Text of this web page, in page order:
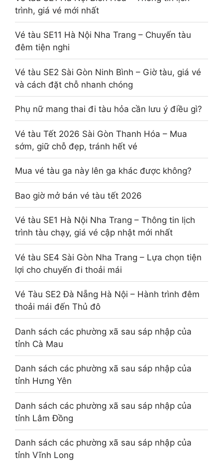
trình, giá vé mới nhất
Vé tàu SE11 Hà Nội Nha Trang – Chuyến tàu
đêm tiện nghi
Vé tàu SE2 Sài Gòn Ninh Bình – Giờ tàu, giá vé
và cách đặt chỗ nhanh chóng
Phụ nữ mang thai đi tàu hỏa cần lưu ý điều gì?
Vé tàu Tết 2026 Sài Gòn Thanh Hóa – Mua
sớm, giữ chỗ đẹp, tránh hết vé
Mua vé tàu ga này lên ga khác được không?
Bao giờ mở bán vé tàu tết 2026
Vé tàu SE1 Hà Nội Nha Trang – Thông tin lịch
trình tàu chạy, giá vé cập nhật mới nhất
Vé tàu SE4 Sài Gòn Nha Trang – Lựa chọn tiện
lợi cho chuyến đi thoải mái
Vé Tàu SE2 Đà Nẵng Hà Nội – Hành trình đêm
thoải mái đến Thủ đô
Danh sách các phường xã sau sáp nhập của
tỉnh Cà Mau
Danh sách các phường xã sau sáp nhập của
tỉnh Hưng Yên
Danh sách các phường xã sau sáp nhập của
tỉnh Lâm Đồng
Danh sách các phường xã sau sáp nhập của
tỉnh Vĩnh Long